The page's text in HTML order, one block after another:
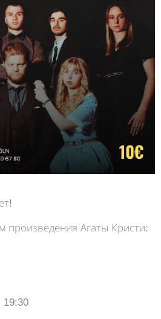
🕵️‍♀️ 🧳
произведения Агаты Кристи:
19:30